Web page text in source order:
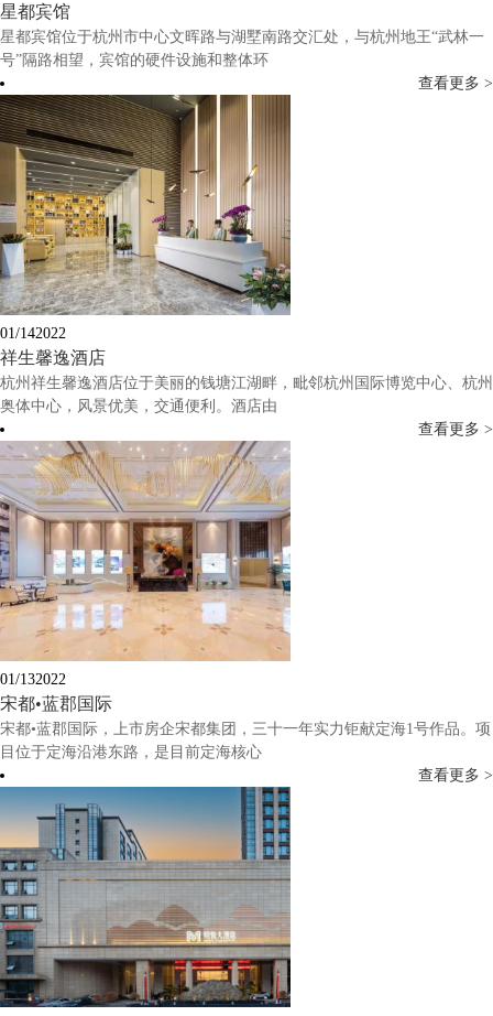
星都宾馆
星都宾馆位于杭州市中心文晖路与湖墅南路交汇处，与杭州地王“武林一
号”隔路相望，宾馆的硬件设施和整体环
查看更多 >
01/142022
祥生馨逸酒店
杭州祥生馨逸酒店位于美丽的钱塘江湖畔，毗邻杭州国际博览中心、杭州
奥体中心，风景优美，交通便利。酒店由
查看更多 >
01/132022
宋都•蓝郡国际
宋都•蓝郡国际，上市房企宋都集团，三十一年实力钜献定海1号作品。项
目位于定海沿港东路，是目前定海核心
查看更多 >